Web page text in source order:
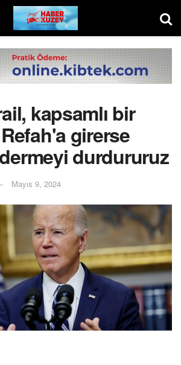
kapsamlı bir
Refah'a girerse
durdururuz
Mayıs 9, 2024